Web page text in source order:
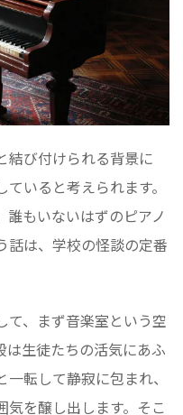
結び付けられる背景に
いると考えられます。
もいないはずのピアノ
は、学校の怪談の定番
て、まず音楽室という空
は生徒たちの活気にあふ
転して静寂に包まれ、
を醸し出します。そこ